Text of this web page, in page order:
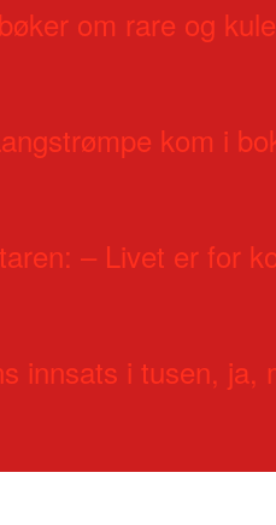
om rare og
kom i
– Livet er for
innsats i tusen, ja,